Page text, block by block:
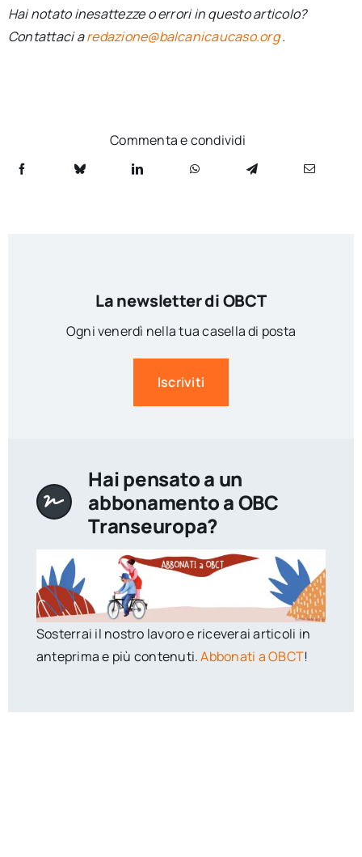
Hai notato inesattezze o errori in questo articolo?
Contattaci aredazione@balcanicaucaso.org.
Commenta e condividi
La newsletter di OBCT
Ogni venerdì nella tua casella di posta
Iscriviti
Hai pensato a un
abbonamento a OBC
Transeuropa?
Sosterrai il nostro lavoro e riceverai articoli in
anteprima e più contenuti.Abbonati a OBCT!